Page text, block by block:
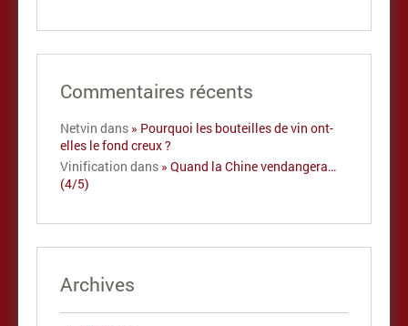
Commentaires récents
Netvin dans
Pourquoi les bouteilles de vin ont-
elles le fond creux ?
Vinification dans
Quand la Chine vendangera…
(4/5)
Archives